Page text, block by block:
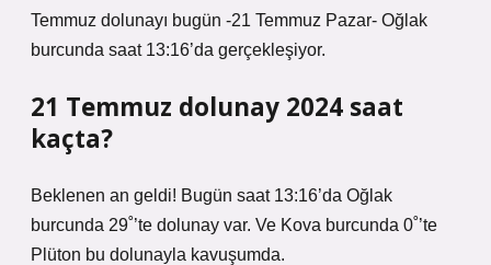
Temmuz dolunayı bugün -21 Temmuz Pazar- Oğlak
burcunda saat 13:16’da gerçekleşiyor.
21 Temmuz dolunay 2024 saat
kaçta?
Beklenen an geldi! Bugün saat 13:16’da Oğlak
burcunda 29˚’te dolunay var. Ve Kova burcunda 0˚’te
Plüton bu dolunayla kavuşumda.